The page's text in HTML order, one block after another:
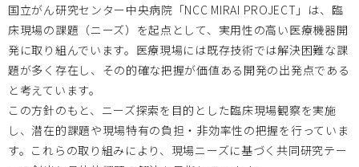
神戸大学 2023.03.17
2023/4/8 神戸大学大学院医学研究科医療創成工学専攻設置
記念講演・シンポジウム開催のお知らせ
神戸大学 2023.03.17
国立がん研究センター中央病院「NCC MIRAI PROJECT」は、臨
床現場の課題（ニーズ）を起点として、実用性の高い医療機器開
発に取り組んでいます。医療現場には既存技術では解決困難な課
題が多く存在し、その的確な把握が価値ある開発の出発点である
と考えています。
この方針のもと、ニーズ探索を目的とした臨床現場観察を実施
し、潜在的課題や現場特有の負担・非効率性の把握を行っていま
す。これらの取り組みにより、現場ニーズに基づく共同研究テー